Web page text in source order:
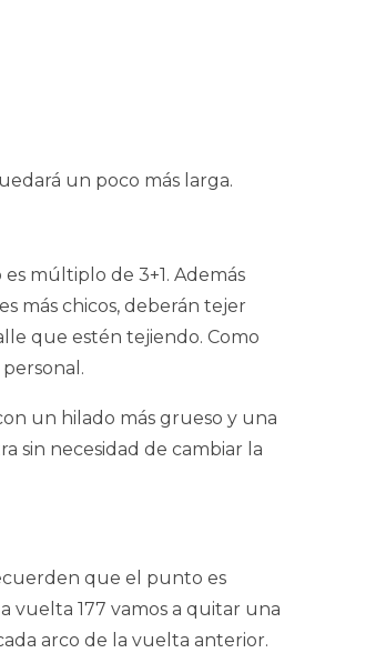
un poco más larga.
múltiplo de 3+1. Además
más chicos, deberán tejer
que estén tejiendo. Como
un hilado más grueso y una
sin necesidad de cambiar la
que el punto es
vuelta 177 vamos a quitar una
arco de la vuelta anterior.